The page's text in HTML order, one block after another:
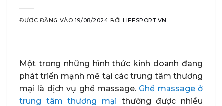
ĐƯỢC ĐĂNG VÀO 19/08/2024 BỞILIFESPORT.VN
Một trong những hình thức kinh doanh đang
phát triển mạnh mẽ tại các trung tâm thương
mại là dịch vụ ghế massage. Ghế massage ở
trung tâm thương mại thường được nhiều